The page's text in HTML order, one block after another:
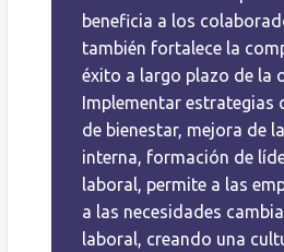
beneficia a los
también fortalece la
éxito a largo plazo de la
Implementar estrategias
de bienestar, mejora de
interna, formación de
laboral, permite a las
a las necesidades
laboral, creando una